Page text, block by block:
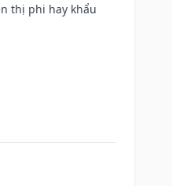
thị phi hay khẩu